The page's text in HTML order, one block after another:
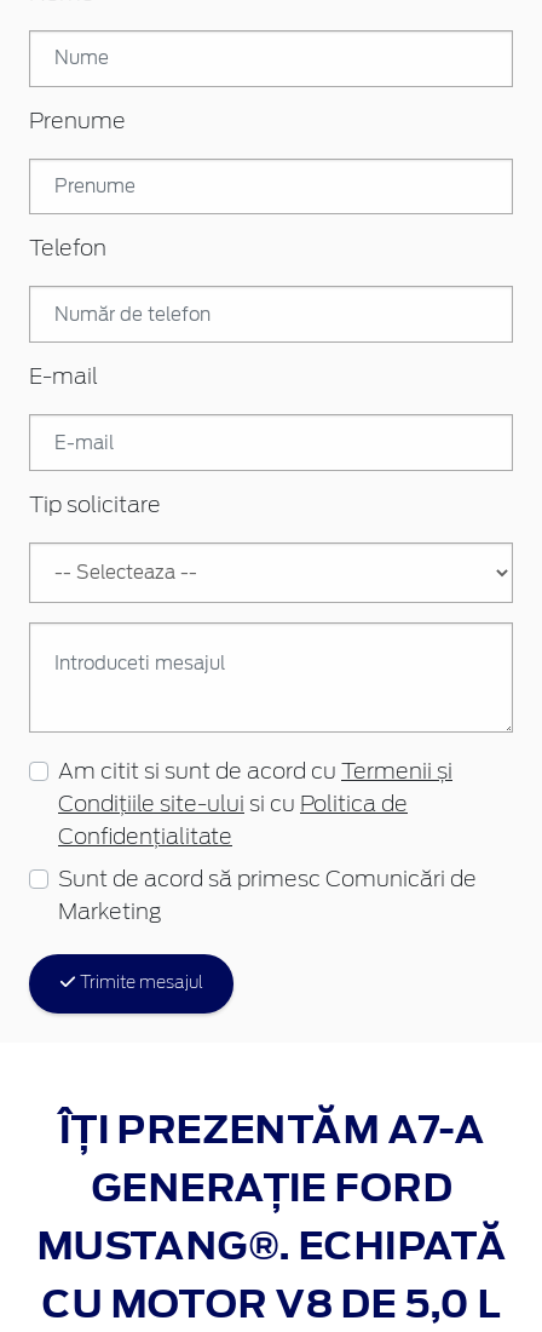
Prenume
Telefon
E-mail
Tip solicitare
Am citit si sunt de acord cu
Termenii și
Condițiile site-ului si cu Politica de
Confidențialitate
Sunt de acord să primesc Comunicări de
Marketing
Trimite mesajul
ÎȚI PREZENTĂM A7-A
GENERAȚIE FORD
MUSTANG®. ECHIPATĂ
CU MOTOR V8 DE 5,0 L